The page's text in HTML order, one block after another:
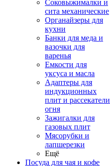
Соковыжималки и
сита механические
Органайзеры для
кухни
Банки для меда и
вазочки для
варенья
Емкости для
уксуса и масла
Адаптеры для
индукционных
плит и рассекатели
огня
Зажигалки для
газовых плит
Мясорубки и
лапшерезки
Ещё
Посуда для чая и кофе